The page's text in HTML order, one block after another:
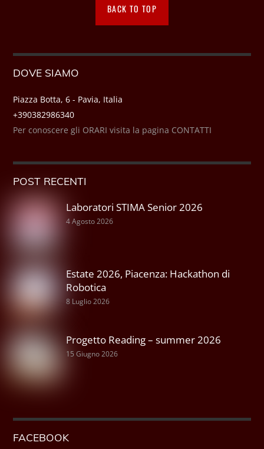
BACK TO TOP
DOVE SIAMO
Piazza Botta, 6 - Pavia, Italia
+390382986340
Per conoscere gli ORARI visita la pagina CONTATTI
POST RECENTI
Laboratori STIMA Senior 2026
4 Agosto 2026
Estate 2026, Piacenza: Hackathon di
Robotica
8 Luglio 2026
Progetto Reading – summer 2026
15 Giugno 2026
FACEBOOK